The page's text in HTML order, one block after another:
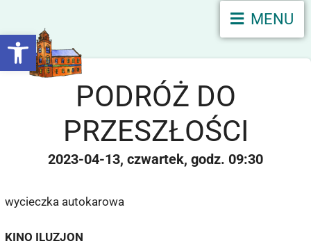
Otwórz pasek narzędzi
MENU
PODRÓŻ DO
PRZESZŁOŚCI
2023-04-13 czwartek 09:30
wycieczka autokarowa
KINO ILUZJON